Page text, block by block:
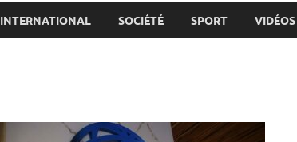
INTERNATIONAL SOCIÉTÉ SPORT VIDÉOS